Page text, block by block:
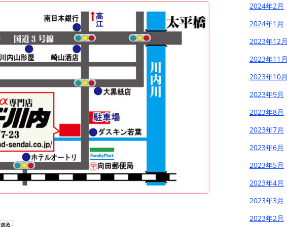
2024年2月
2024年1月
2023年12月
2023年11月
2023年10月
2023年9月
2023年8月
2023年7月
2023年6月
2023年5月
2023年4月
2023年3月
2023年2月